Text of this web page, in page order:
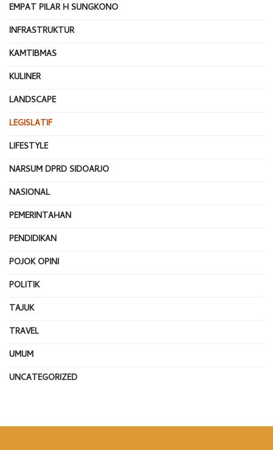
EMPAT PILAR H SUNGKONO
INFRASTRUKTUR
KAMTIBMAS
KULINER
LANDSCAPE
LEGISLATIF
LIFESTYLE
NARSUM DPRD SIDOARJO
NASIONAL
PEMERINTAHAN
PENDIDIKAN
POJOK OPINI
POLITIK
TAJUK
TRAVEL
UMUM
UNCATEGORIZED